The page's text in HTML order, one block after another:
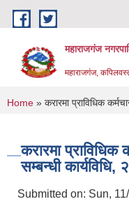
Skip to main content
महाराजगंज
महाराजगंज,
You are here
Home » करारमा प्राविधिक
करारमा प्राविधिक
सम्बन्धी कार्यविधि,
Submitted on: Sun,